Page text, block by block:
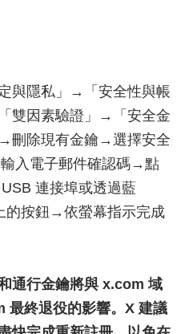
與隱私」→「安全性與帳
雙因素驗證」→「安全金
刪除現有金鑰→選擇安全
入電子郵件確認碼→點
連接埠或透過藍
的按鈕→依螢幕指示完成
通行金鑰將與 x.com 域
終退役的影響。X 建議